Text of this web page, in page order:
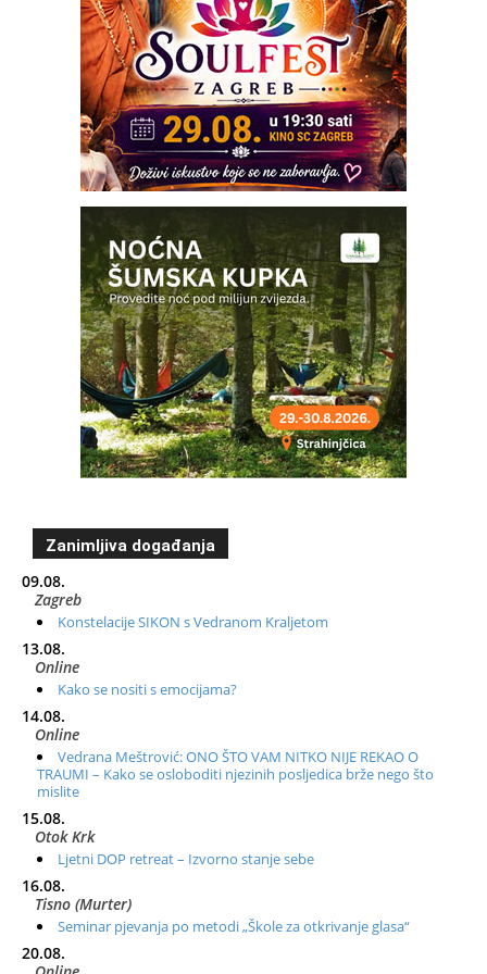
Zanimljiva događanja
09.08.
Zagreb
Konstelacije SIKON s Vedranom Kraljetom
13.08.
Online
Kako se nositi s emocijama?
14.08.
Online
Vedrana Meštrović: ONO ŠTO VAM NITKO NIJE REKAO O
TRAUMI – Kako se osloboditi njezinih posljedica brže nego što
mislite
15.08.
Otok Krk
Ljetni DOP retreat – Izvorno stanje sebe
16.08.
Tisno (Murter)
Seminar pjevanja po metodi „Škole za otkrivanje glasa“
20.08.